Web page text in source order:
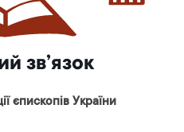
зв’язок
єпископів України